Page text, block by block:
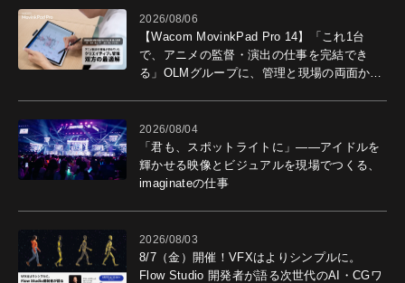
2026/08/06
【Wacom MovinkPad Pro 14】「これ1台
で、アニメの監督・演出の仕事を完結でき
る」OLMグループに、管理と現場の両面から
2026/08/04
「君も、スポットライトに」――アイドルを
輝かせる映像とビジュアルを現場でつくる、
imaginateの仕事
2026/08/03
8/7（金）開催！VFXはよりシンプルに。
Flow Studio 開発者が語る次世代のAI・CGワ